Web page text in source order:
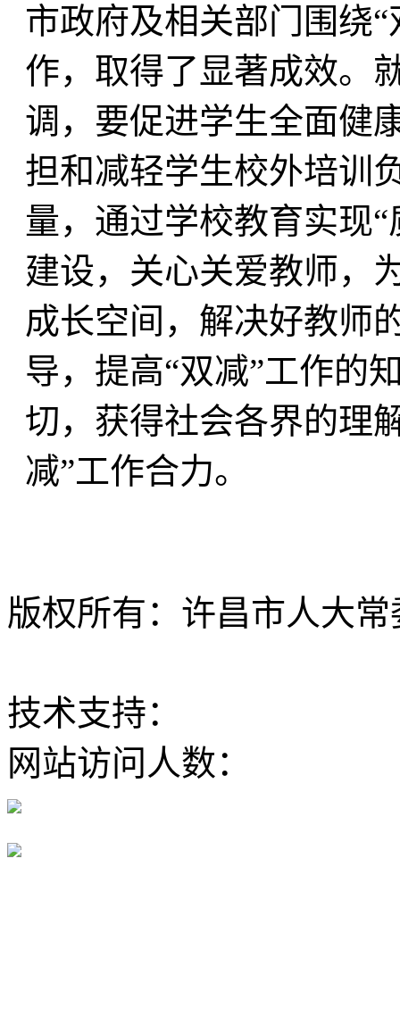
市政府及相关部门围绕
作，取得了显著成效。
调，要促进学生全面健
担和减轻学生校外培训
量，通过学校教育实现
建设，关心关爱教师，
成长空间，解决好教师
导，提高“双减”工作的
切，获得社会各界的理
减”工作合力。
版权所有：许昌市人大
技术支持：
网站访问人数：